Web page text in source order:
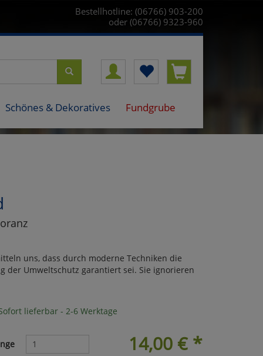
Bestellhotline: (06766) 903-200
oder (06766) 9323-960
Schönes & Dekoratives Fundgrube
uns, dass durch moderne Techniken die
der Umweltschutz garantiert sei. Sie ignorieren
lieferbar - 2-6 Werktage
14,00 €*